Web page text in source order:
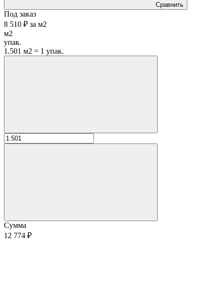
Сравнить
Под заказ
8 510 ₽ за м2
м2
упак.
1.501 м2 = 1 упак.
Сумма
12 774 ₽